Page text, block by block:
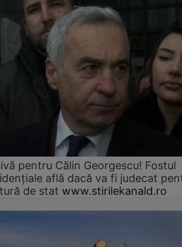
pentru Călin Georgescu! Fostul
află dacă va fi judecat
de stat www.stirilekanald.ro